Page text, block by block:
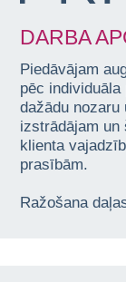
DARBA
Piedāvājam
pēc
dažādu
izstrādājam un
klienta
prasībām.
Ražošana